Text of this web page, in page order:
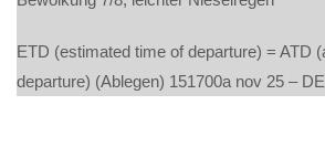
ETD (estimated time of departure) = ATD
departure) (Ablegen) 151700a nov 25 –